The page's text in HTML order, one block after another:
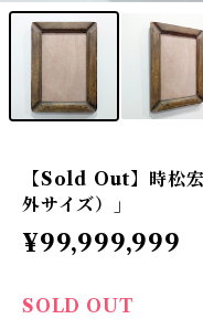
【Sold Out】時松
外サイズ）」
¥99,999,999
SOLD OUT